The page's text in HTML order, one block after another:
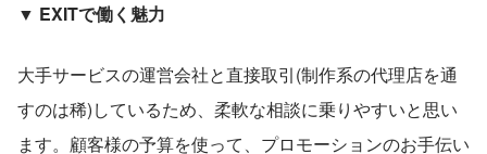
▼ EXITで働く魅力
大手サービスの運営会社と直接取引(制作系の代理店を通
すのは稀)しているため、柔軟な相談に乗りやすいと思い
ます。顧客様の予算を使って、プロモーションのお手伝い